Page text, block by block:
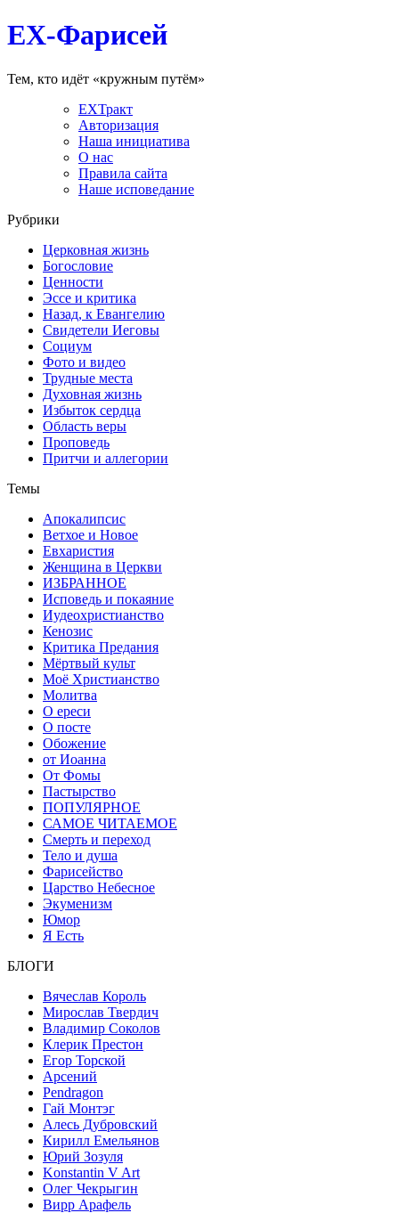
EX-Фарисей
Тем, кто идёт «кружным путём»
EXТракт
Авторизация
Наша инициатива
О нас
Правила сайта
Наше исповедание
Рубрики
Церковная жизнь
Богословие
Ценности
Эссе и критика
Назад, к Евангелию
Свидетели Иеговы
Социум
Фото и видео
Трудные места
Духовная жизнь
Избыток сердца
Область веры
Проповедь
Притчи и аллегории
Темы
Апокалипсис
Ветхое и Новое
Евхаристия
Женщина в Церкви
ИЗБРАННОЕ
Исповедь и покаяние
Иудеохристианство
Кенозис
Критика Предания
Мёртвый культ
Моё Христианство
Молитва
О ереси
О посте
Обожение
от Иоанна
От Фомы
Пастырство
ПОПУЛЯРНОЕ
САМОЕ ЧИТАЕМОЕ
Смерть и переход
Тело и душа
Фарисейство
Царство Небесное
Экуменизм
Юмор
Я Есть
БЛОГИ
Вячеслав Король
Мирослав Твердич
Владимир Соколов
Клерик Престон
Егор Topской
Арсений
Pendragon
Гай Монтэг
Алесь Дубровский
Кирилл Емельянов
Юрий Зозуля
Konstantin V Art
Олег Чекрыгин
Вирр Арафель